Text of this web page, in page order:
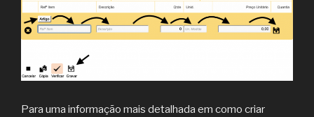
Para uma informação mais detalhada em como criar